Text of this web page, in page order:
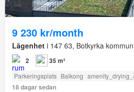
9 230 kr/month
Lägenhet i 147 63, Botkyrka
2 35 m²
Parkeringsplats Balkong
18 dagar sedan